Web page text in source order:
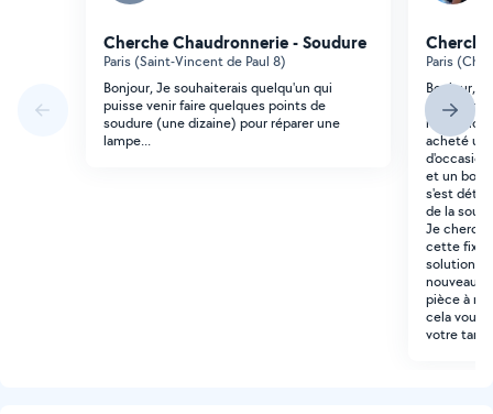
Cherche Chaudronnerie - Soudure
Paris (Saint-Vincent de Paul 8)
Bonjour, Je souhaiterais quelqu'un qui
puisse venir faire quelques points de
soudure (une dizaine) pour réparer une
lampe...
Paris
Bonjour,
des
réparation
acheté
et un
s'est
de la
Je
cette
solution
nouveau
pièce à
cela vous
votre tarif.